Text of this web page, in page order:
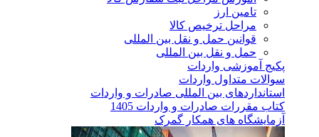
تامین ارز
مراحل ترخیص کالا
قوانین حمل و نقل بین المللی
حمل و نقل بین المللی
پکیج آموزشی واردات
سوالات متداول واردات
استانداردهای بین المللی صادرات و واردات
کتاب مقررات صادرات و واردات 1405
آزمایشگاه های همکار گمرک